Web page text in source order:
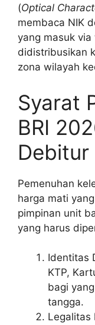
(Optical
membaca NIK
yang masuk
didistribusikan
zona wilayah
Syarat
BRI
Debitur
Pemenuhan
harga mati
pimpinan unit
yang harus
Identitas
KTP,
bagi
tangga.
Legalitas